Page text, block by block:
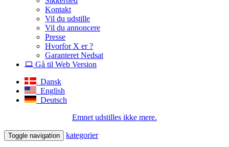
Kontakt
Vil du udstille
Vil du annoncere
Presse
Hvorfor X er ?
Garanteret Nedsat
Gå til Web Version
Dansk
English
Deutsch
Emnet udstilles ikke mere.
Toggle navigation kategorier